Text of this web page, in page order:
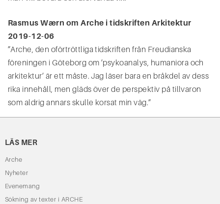
Rasmus Wærn om Arche i tidskriften Arkitektur
2019-12-06
”Arche, den oförtröttliga tidskriften från Freudianska
föreningen i Göteborg om ’psykoanalys, humaniora och
arkitektur’ är ett måste. Jag läser bara en bråkdel av dess
rika innehåll, men gläds över de perspektiv på tillvaron
som aldrig annars skulle korsat min väg.”
LÄS MER
Arche
Nyheter
Evenemang
Sökning av texter i ARCHE